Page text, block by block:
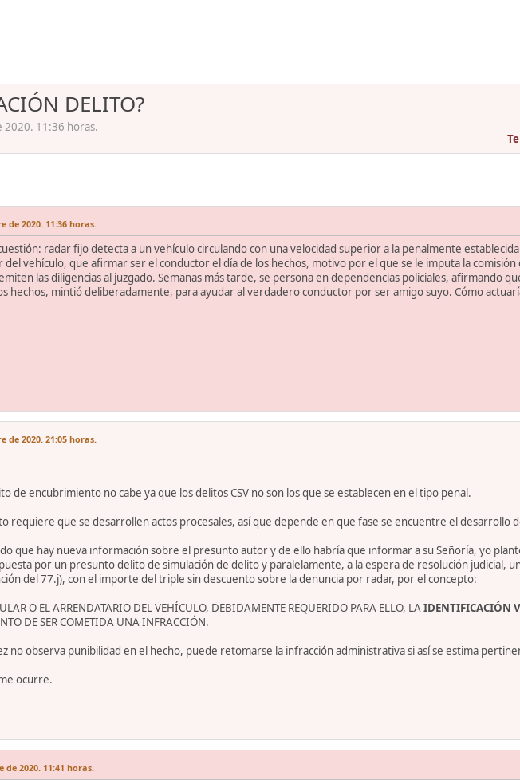
DELITO?
2020. 11:36 horas.
de 2020. 11:36 horas.
radar fijo detecta a un vehículo circulando con una velocidad superior a la penalmente
del vehículo, que afirmar ser el conductor el día de los hechos, motivo por el que se le imputa la
las diligencias al juzgado. Semanas más tarde, se persona en dependencias policiales, afirmando
hechos, mintió deliberadamente, para ayudar al verdadero conductor por ser amigo suyo. Cómo
de 2020. 21:05 horas.
de encubrimiento no cabe ya que los delitos CSV no son los que se establecen en el tipo penal.
requiere que se desarrollen actos procesales, así que depende en que fase se encuentre el desarrollo
que hay nueva información sobre el presunto autor y de ello habría que informar a su Señoría, yo
por un presunto delito de simulación de delito y paralelamente, a la espera de resolución judicial,
del 77.j), con el importe del triple sin descuento sobre la denuncia por radar, por el concepto:
O EL ARRENDATARIO DEL VEHÍCULO, DEBIDAMENTE REQUERIDO PARA ELLO, LAIDENTIFICACIÓN
DE SER COMETIDA UNA INFRACCIÓN.
no observa punibilidad en el hecho, puede retomarse la infracción administrativa si así se estima
ocurre.
de 2020. 11:41 horas.